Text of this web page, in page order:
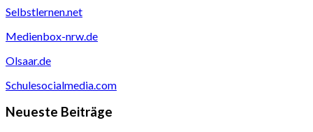
Selbstlernen.net
Medienbox-nrw.de
Olsaar.de
Schulesocialmedia.com
Neueste Beiträge